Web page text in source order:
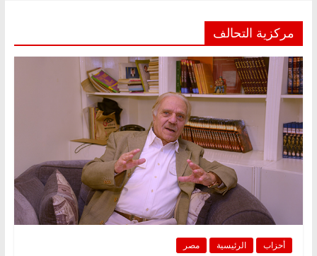
مركزية التحالف
أحزاب الرئيسية مصر